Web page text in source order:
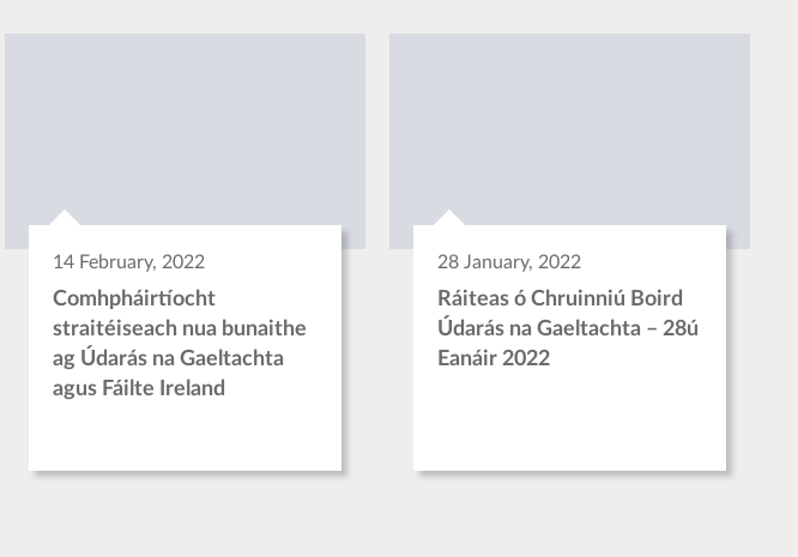
14 February, 2022
Comhpháirtíocht
straitéiseach nua bunaithe
ag Údarás na Gaeltachta
agus Fáilte Ireland
28 January, 2022
Ráiteas ó Chruinniú Boird
Údarás na Gaeltachta – 28ú
Eanáir 2022